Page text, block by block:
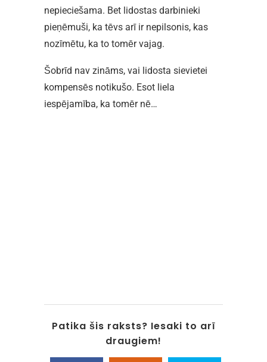
nepieciešama. Bet lidostas darbinieki
pieņēmuši, ka tēvs arī ir nepilsonis, kas
nozīmētu, ka to tomēr vajag.
Šobrīd nav zināms, vai lidosta sievietei
kompensēs notikušo. Esot liela
iespējamība, ka tomēr nē…
Patika šis raksts? Iesaki to arī
draugiem!